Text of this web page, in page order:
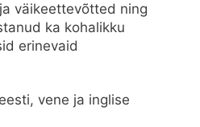
väikeettevõtted ning
ka kohalikku
erinevaid
vene ja inglise